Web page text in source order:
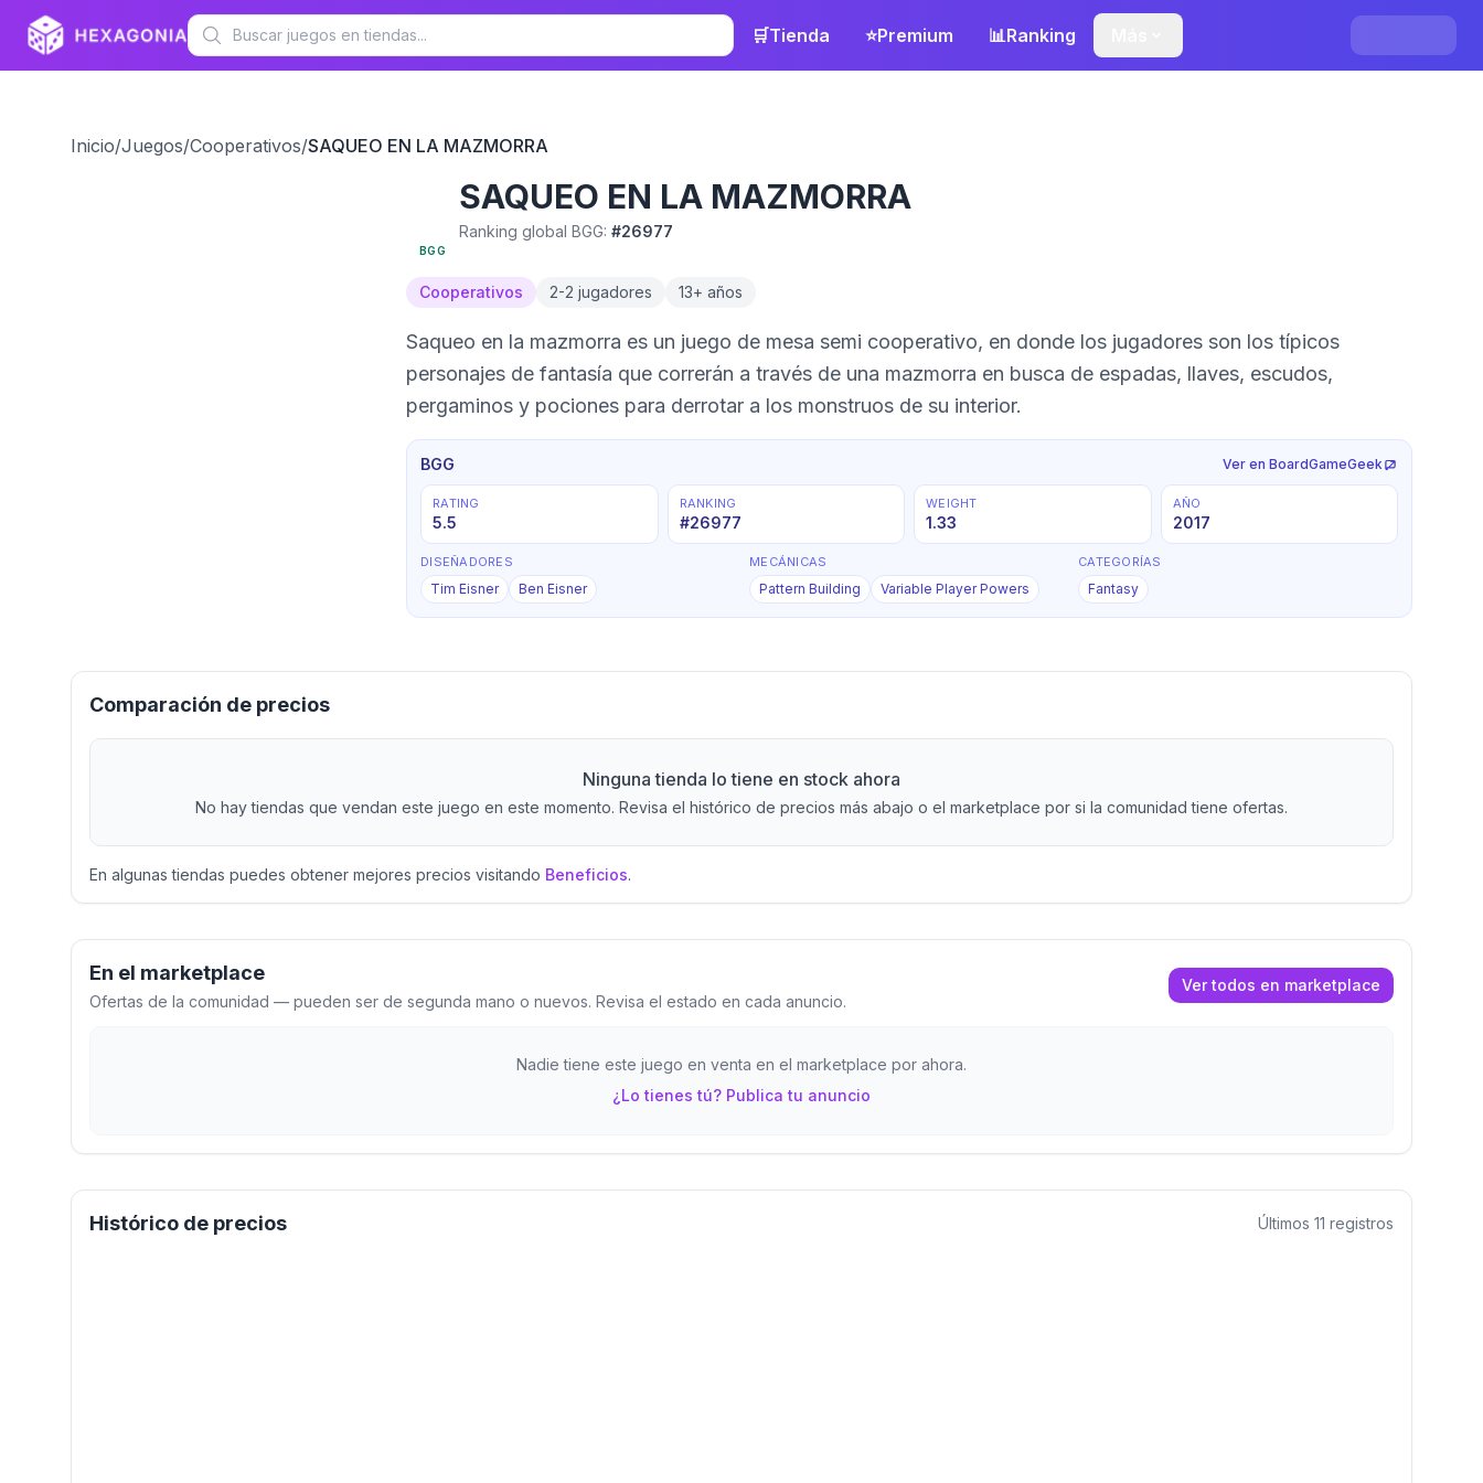
🛒Tienda ⭐Premium 📊Ranking
Inicio/Juegos/Cooperativos/SAQUEO EN LA MAZMORRA
BGG
SAQUEO EN LA MAZMORRA
Ranking global BGG: #26977
Cooperativos 2-2 jugadores 13+ años
Saqueo en la mazmorra es un juego de mesa semi cooperativo, en donde los jugadores son los típicos
personajes de fantasía que correrán a través de una mazmorra en busca de espadas, llaves, escudos,
pergaminos y pociones para derrotar a los monstruos de su interior.
BGG Ver en BoardGameGeek
RATING
5.5
RANKING
#26977
WEIGHT
1.33
AÑO
2017
DISEÑADORES
Tim Eisner Ben Eisner
MECÁNICAS
Pattern Building Variable Player Powers
CATEGORÍAS
Fantasy
Comparación de precios
Ninguna tienda lo tiene en stock ahora
No hay tiendas que vendan este juego en este momento. Revisa el histórico de precios más abajo o el marketplace por si la comunidad tiene ofertas.
En algunas tiendas puedes obtener mejores precios visitando Beneficios.
En el marketplace
Ofertas de la comunidad — pueden ser de segunda mano o nuevos. Revisa el estado en cada anuncio.
Ver todos en marketplace
Nadie tiene este juego en venta en el marketplace por ahora.
¿Lo tienes tú? Publica tu anuncio
Histórico de precios Últimos 11 registros